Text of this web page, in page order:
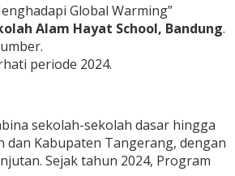
Global Warming”
Alam Hayat School, Bandung.
periode 2024.
sekolah-sekolah dasar hingga
dan Kabupaten Tangerang, dengan
Sejak tahun 2024, Program